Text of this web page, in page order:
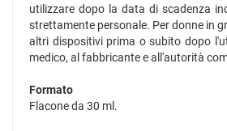
utilizzare dopo la data di scadenza
strettamente personale. Per donne in
altri dispositivi prima o subito dopo
medico, al fabbricante e all'autorità
Formato
Flacone da 30 ml.